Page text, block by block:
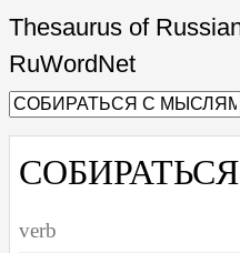
Thesaurus of
RuWordNet
verb